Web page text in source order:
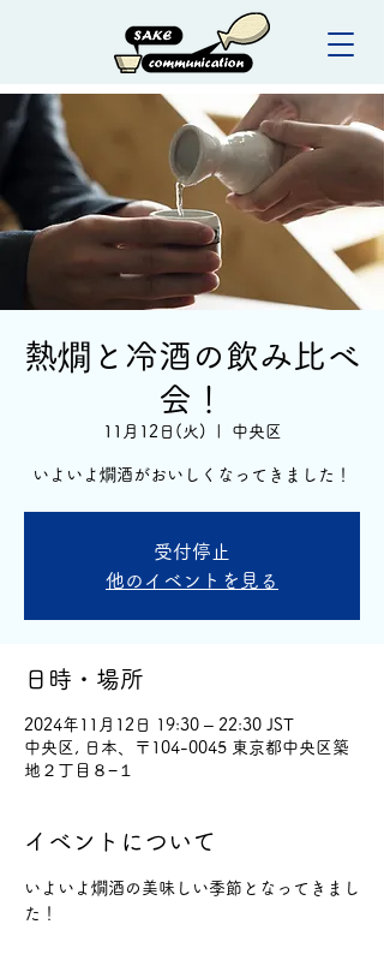
熱燗と冷酒の飲み比べ
会！
11月12日(火) 中央区
いよいよ燗酒がおいしくなってきました！
受付停止
他のイベントを見る
日時・場所
2024年11月12日 19:30 – 22:30 JST
中央区, 日本、〒104-0045 東京都中央区築
地２丁目８−１
イベントについて
いよいよ燗酒の美味しい季節となってきまし
た！